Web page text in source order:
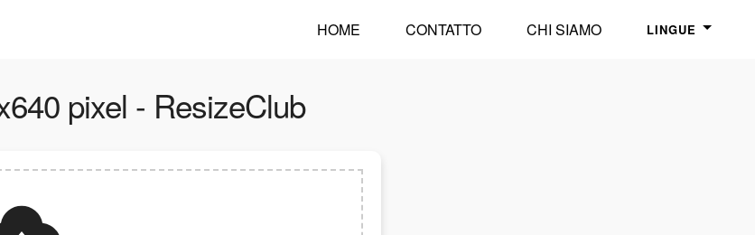
HOME CONTATTO CHI SIAMO LINGUE
pixel - ResizeClub